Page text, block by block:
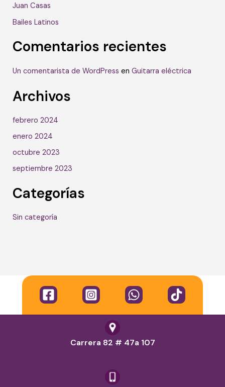
Juan Casas
Bailes Latinos
Comentarios recientes
Un comentarista de WordPress enGuitarra eléctrica
Archivos
febrero 2024
enero 2024
octubre 2023
septiembre 2023
Categorías
Sin categoría
Carrera 82 # 47a 107